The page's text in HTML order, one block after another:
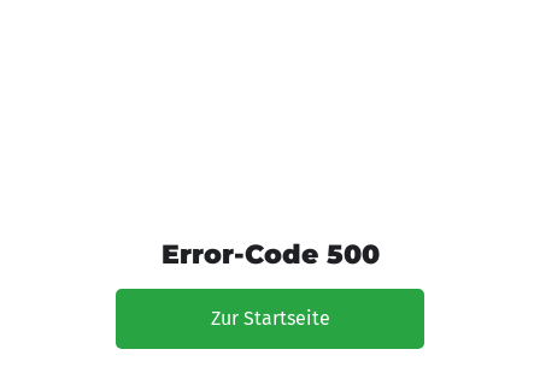
Error-Code 500
Zur Startseite